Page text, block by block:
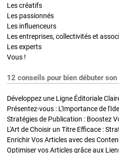
Les créatifs
Les passionnés
Les influenceurs
Les entreprises, collectivités et
Les experts
Vous !
12 conseils pour bien débuter
Développez une Ligne Éditoriale
Présentez-vous : L'Importance de
L'Art de Choisir un Titre Efficace :
Optimiser vos Articles grâce aux